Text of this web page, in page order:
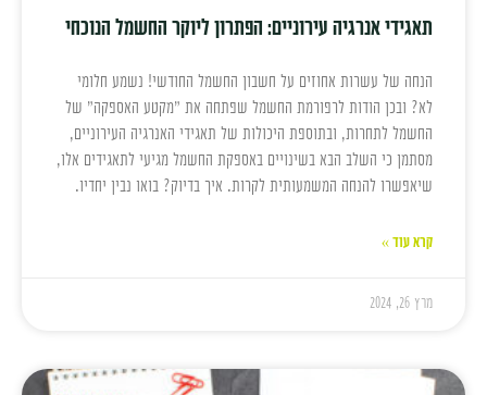
תאגידי אנרגיה עירוניים: הפתרון ליוקר החשמל הנוכחי
הנחה של עשרות אחוזים על חשבון החשמל החודשי! נשמע חלומי
לא? ובכן הודות לרפורמת החשמל שפתחה את "מקטע האספקה" של
החשמל לתחרות, ובתוספת היכולות של תאגידי האנרגיה העירוניים,
מסתמן כי השלב הבא בשינויים באספקת החשמל מגיעי לתאגידים אלו,
שיאפשרו להנחה המשמעותית לקרות. איך בדיוק? בואו נבין יחדיו.
קרא עוד »
מרץ 26, 2024